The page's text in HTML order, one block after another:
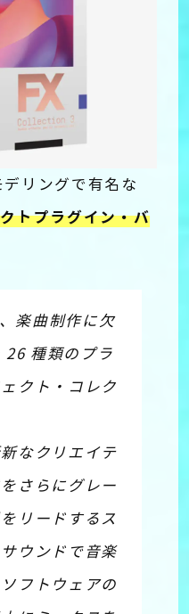
リングで有名な
トプラグイン・バ
楽曲制作に欠
26 種類のプラ
クト・コレク
なクリエイテ
さらにグレー
リードするス
ウンドで音楽
フトウェアの